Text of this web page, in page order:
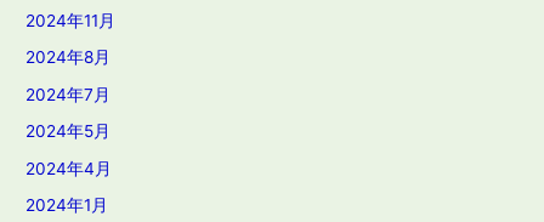
2024年11月
2024年8月
2024年7月
2024年5月
2024年4月
2024年1月